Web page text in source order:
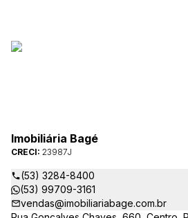
Imobiliária Bagé
CRECI: 23987J
(53) 3284-8400
(53) 99709-3161
vendas@imobiliariabage.com.br